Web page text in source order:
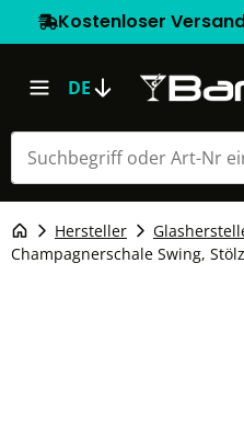
Kostenloser
DE
Hersteller
Champagnerschale Swing,